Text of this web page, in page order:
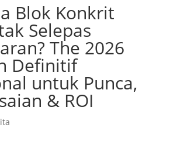
Blok Konkrit
Selepas
The 2026
Definitif
untuk Punca,
& ROI